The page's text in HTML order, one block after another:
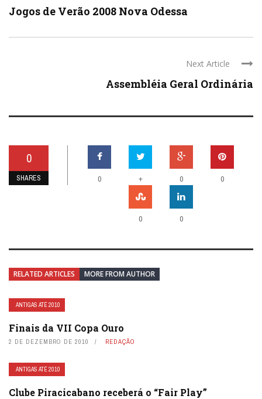
Jogos de Verão 2008 Nova Odessa
Next Article
Assembléia Geral Ordinária
0
SHARES 0 + 0 0
0 0
RELATED ARTICLES MORE FROM AUTHOR
ANTIGAS ATÉ 2010
Finais da VII Copa Ouro
2 DE DEZEMBRO DE 2010 REDAÇÃO
ANTIGAS ATÉ 2010
Clube Piracicabano receberá o “Fair Play”